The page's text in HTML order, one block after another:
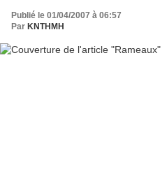
Publié le 01/04/2007 à 06:57
Par KNTHMH